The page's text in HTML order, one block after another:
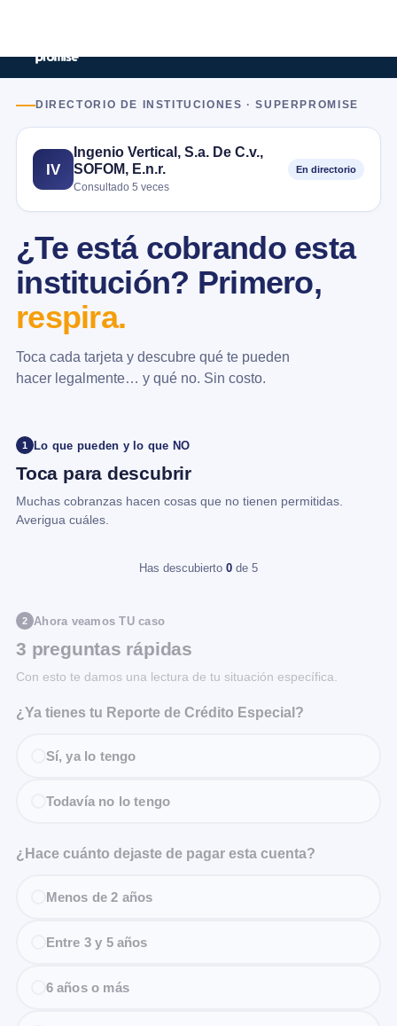
DIRECTORIO DE INSTITUCIONES · SUPERPROMISE
IV
Ingenio Vertical, S.a. De C.v.,
SOFOM, E.n.r.
Consultado 5 veces
En directorio
¿Te está cobrando esta
institución? Primero,
respira.
Toca cada tarjeta y descubre qué te pueden
hacer legalmente… y qué no. Sin costo.
1 Lo que pueden y lo que NO
Toca para descubrir
Muchas cobranzas hacen cosas que no tienen permitidas.
Averigua cuáles.
Has descubierto 0 de 5
2 Ahora veamos TU caso
3 preguntas rápidas
Con esto te damos una lectura de tu situación específica.
¿Ya tienes tu Reporte de Crédito Especial?
Sí, ya lo tengo
Todavía no lo tengo
¿Hace cuánto dejaste de pagar esta cuenta?
Menos de 2 años
Entre 3 y 5 años
6 años o más